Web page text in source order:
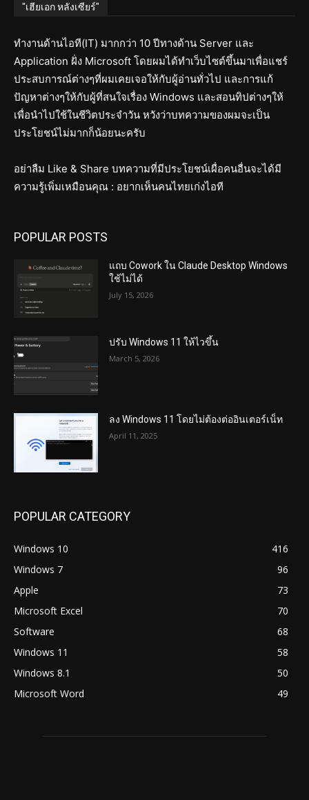
"เฮียเอก หลังเซียร์"
ทำงานด้านไอที(IT) มากกว่า 10 ปีทางด้าน Server และ
Application ฝั่ง Microsoft โดยผมได้ทำเว็บไซต์ขึ้นมาเพื่อแชร์
ประสบการณ์ต่างๆที่ผมเคยเจอให้กับผู้อ่านทั่วไป และการแก้
ปัญหาต่างๆให้กับผู้ที่สนใจเรื่อง Windows และสอนทิปต่างๆให้
เพื่อนำไปใช้ในชีวิตประจำวัน หวังว่าบทความของผมจะเป็น
ประโยชน์ไม่มากก็น้อยนะครับ
อย่าลืม Like & Share บทความที่มีประโยชน์เผื่อคนอื่นจะได้มี
ความรู้เพิ่มเหมือนคุณ : อยากเห็นคนไทยเก่งไอที
POPULAR POSTS
แถบ Cowork ใน Claude Desktop Windows
ใช้ไม่ได้
July 15, 2026
ปรับ Windows 11 ให้ไวขึ้น
March 5, 2026
ลง Windows 11 โดยไม่ต้องต่ออินเตอร์เน็ท
April 11, 2025
POPULAR CATEGORY
Windows 10
416
Windows 7
96
Apple
73
Microsoft Excel
70
Software
68
Windows 11
58
Windows 8.1
50
Microsoft Word
49